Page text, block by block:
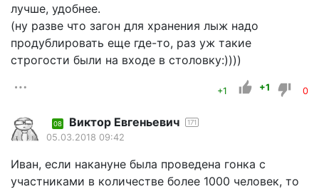
лучше, удобнее.
(ну разве что загон для хранения лыж надо
продублировать еще где-то, раз уж такие
строгости были на входе в столовку:))))
+1 +1 0
08 Виктор Евгеньевич 171
05.03.2018 09:42
Иван, если накануне была проведена гонка с
участниками в количестве более 1000 человек, то